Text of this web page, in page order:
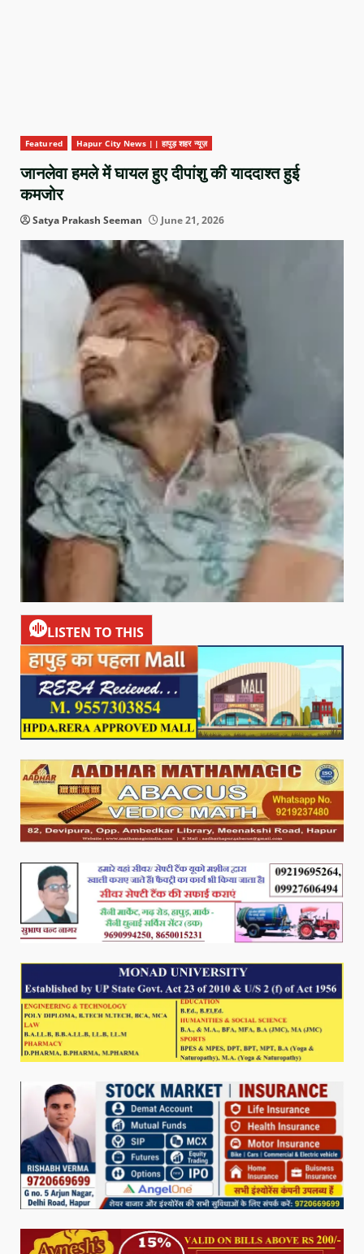
Featured Hapur City News || हापुड़ शहर न्यूज़
जानलेवा हमले में घायल हुए दीपांशु की याददाश्त हुई
कमजोर
Satya Prakash Seeman June 21, 2026
LISTEN TO THIS